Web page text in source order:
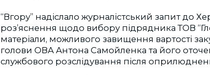
“Вгору” надіслало журналістський запит до
роз’яснення щодо вибору підрядника ТОВ
матеріали, можливого завищення вартості
голови ОВА Антона Самойленка та його
службового розслідування після